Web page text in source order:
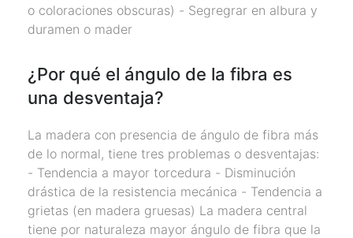
o coloraciones obscuras) - Segregrar en albura y
duramen o mader
¿Por qué el ángulo de la fibra es
una desventaja?
La madera con presencia de ángulo de fibra más
de lo normal, tiene tres problemas o desventajas:
- Tendencia a mayor torcedura - Disminución
drástica de la resistencia mecánica - Tendencia a
grietas (en madera gruesas) La madera central
tiene por naturaleza mayor ángulo de fibra que la